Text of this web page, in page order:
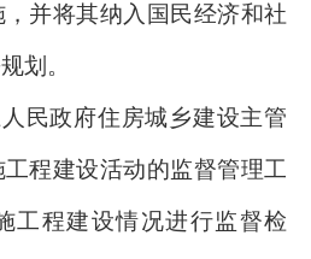
并将其纳入国民经济和社
划。
民政府住房城乡建设主管
程建设活动的监督管理工
工程建设情况进行监督检